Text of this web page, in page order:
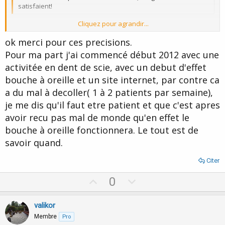
satisfaient!
Cliquez pour agrandir...
surtout qu'on peut avoir des besoins en ligne avec ce qui est
disponible.. Soit plus précis.
Le plus chiant c'est les cotisations sociales qui vont entrainer un
revenu en dents de scie quand tu es en croissance.
Perso, au bout de 6 mois je pouvais avoir un revenu modeste, 2
ans après (en 2008), un bon revenu mais une grosse
régularisation des charges sociales l'année suivante (en 2009).
comme l'année 2009 il y a eu une grosse régul', 2010 a été
meilleure, 2011 encore plus et régularisation fin 2011 qui fait que
2001 est moins bonne en revenu que 2010.
D'ici 2 ans, ca devrait se tasser et je devrais atteindre un régime
stable, pour lequel les cotisations prévisionnelles en début
d'année correspondront à peu de choses près aux cotisations
finales après régularisations.
Grosso modo, je considère que j'ai pu en vivre 2 au bout de 2 ans.
Cliquez pour agrandir...
ok merci pour ces precisions.
Pour ma part j'ai commencé début 2012 avec une
activitée en dent de scie, avec un debut d'effet
bouche à oreille et un site internet, par contre ca
a du mal à decoller( 1 à 2 patients par semaine),
je me dis qu'il faut etre patient et que c'est apres
avoir recu pas mal de monde qu'en effet le
bouche à oreille fonctionnera. Le tout est de
savoir quand.
Citer
p
0
o
valikor
Membre Pro